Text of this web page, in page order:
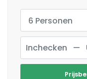
6 Personen